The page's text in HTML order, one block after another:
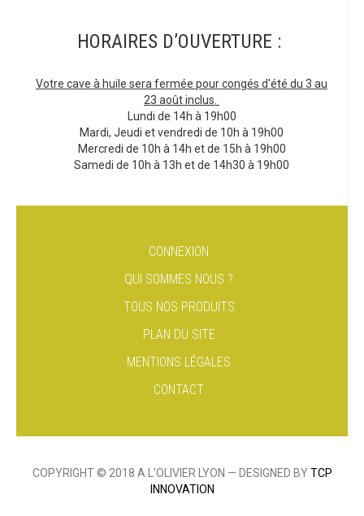
HORAIRES D’OUVERTURE :
Votre cave à huile sera fermée pour congés d'été du 3 au
23 août inclus.
Lundi de 14h à 19h00
Mardi, Jeudi et vendredi de 10h à 19h00
Mercredi de 10h à 14h et de 15h à 19h00
Samedi de 10h à 13h et de 14h30 à 19h00
CONNEXION
QUI SOMMES NOUS ?
TOUS NOS PRODUITS
PLAN DU SITE
MENTIONS LÉGALES
CONTACT
COPYRIGHT © 2018 A L'OLIVIER LYON — DESIGNED BYTCP
INNOVATION